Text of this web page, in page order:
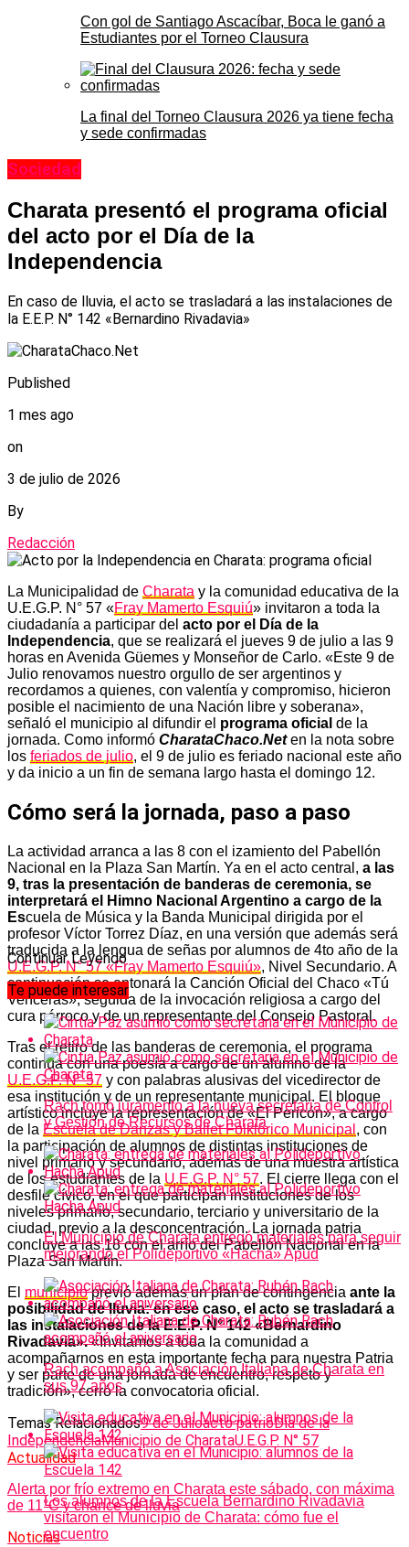
Con gol de Santiago Ascacíbar, Boca le ganó a
Estudiantes por el Torneo Clausura
La final del Torneo Clausura 2026 ya tiene fecha
y sede confirmadas
Sociedad
Charata presentó el programa oficial
del acto por el Día de la
Independencia
En caso de lluvia, el acto se trasladará a las instalaciones de
la E.E.P. N° 142 «Bernardino Rivadavia»
Published
1 mes ago
on
3 de julio de 2026
By
Redacción
La Municipalidad de Charata y la comunidad educativa de la
U.E.G.P. N° 57 «Fray Mamerto Esquiú» invitaron a toda la
ciudadanía a participar del acto por el Día de la
Independencia, que se realizará el jueves 9 de julio a las 9
horas en Avenida Güemes y Monseñor de Carlo. «Este 9 de
Julio renovamos nuestro orgullo de ser argentinos y
recordamos a quienes, con valentía y compromiso, hicieron
posible el nacimiento de una Nación libre y soberana»,
señaló el municipio al difundir el programa oficial de la
jornada. Como informó CharataChaco.Neten la nota sobre
los feriados de julio, el 9 de julio es feriado nacional este año
y da inicio a un fin de semana largo hasta el domingo 12.
Cómo será la jornada, paso a paso
La actividad arranca a las 8 con el izamiento del Pabellón
Nacional en la Plaza San Martín. Ya en el acto central, a las
9, tras la presentación de banderas de ceremonia, se
interpretará el Himno Nacional Argentino a cargo de la
Escuela de Música y la Banda Municipal dirigida por el
profesor Víctor Torrez Díaz, en una versión que además será
traducida a la lengua de señas por alumnos de 4to año de la
U.E.G.P. N° 57 «Fray Mamerto Esquiú», Nivel Secundario. A
continuación se entonará la Canción Oficial del Chaco «Tú
Vencerás», seguida de la invocación religiosa a cargo del
cura párroco y de un representante del Consejo Pastoral.
Tras el retiro de las banderas de ceremonia, el programa
continúa con una poesía a cargo de un alumno de la
U.E.G.P. N° 57 y con palabras alusivas del vicedirector de
esa institución y de un representante municipal. El bloque
artístico incluye la representación de «El Pericón», a cargo
de la Escuela de Danzas y Ballet Folklórico Municipal , con
la participación de alumnos de distintas instituciones de
nivel primario y secundario, además de una muestra artística
de los estudiantes de la U.E.G.P. N° 57. El cierre llega con el
desfile cívico, en el que participan instituciones de los
niveles primario, secundario, terciario y universitario de la
ciudad, previo a la desconcentración. La jornada patria
concluye a las 18 con el arrío del Pabellón Nacional en la
Plaza San Martín.
El municipioprevió además un plan de contingencia ante la
posibilidad de lluvia: en ese caso, el acto se trasladará a
las instalaciones de la E.E.P. N° 142 «Bernardino
Rivadavia».«Invitamos a toda la comunidad a
acompañarnos en esta importante fecha para nuestra Patria
y ser parte de una jornada de encuentro, respeto y
tradición», cerró la convocatoria oficial.
Temas Relacionados9 de Julioacto patrioDía de la
IndependenciaMunicipio de CharataU.E.G.P. N° 57
Actualidad
Alerta por frío extremo en Charata este sábado, con máxima
de 11°C y chance de lluvia
Noticias
Continuar Leyendo
Te puede interesar
Rach tomó juramento a la nueva secretaria de Control
y Gestión de Recursos de Charata
El Municipio de Charata entregó materiales para seguir
mejorando el Polideportivo «Hacha» Apud
Rach acompañó a Asociación Italiana de Charata en
sus 97 años
Los alumnos de la Escuela Bernardino Rivadavia
visitaron el Municipio de Charata: cómo fue el
encuentro